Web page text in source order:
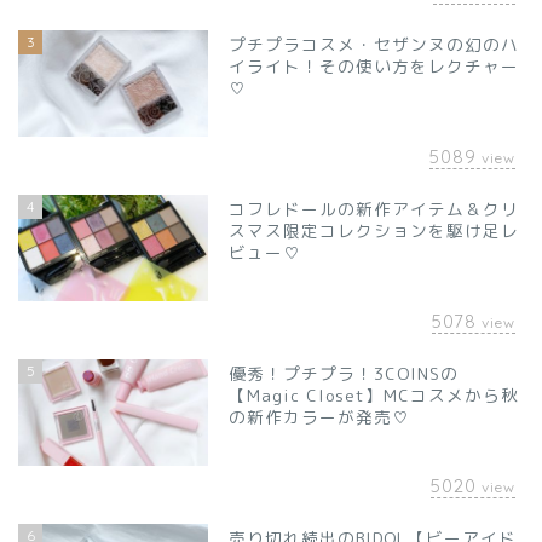
3
プチプラコスメ・セザンヌの幻のハ
イライト！その使い方をレクチャー
♡
5089 view
4
コフレドールの新作アイテム＆クリ
スマス限定コレクションを駆け足レ
ビュー♡
5078 view
5
優秀！プチプラ！3COINSの
【Magic Closet】MCコスメから秋
の新作カラーが発売♡
5020 view
6